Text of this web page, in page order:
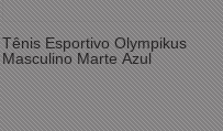
Tênis Esportivo Olympikus
Masculino Marte Azul